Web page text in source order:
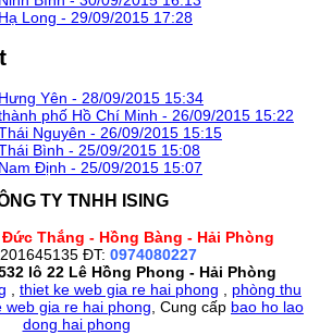
Long - 29/09/2015 17:28
Yên - 28/09/2015 15:34
phố Hồ Chí Minh - 26/09/2015 15:22
Nguyên - 26/09/2015 15:15
Bình - 25/09/2015 15:08
Định - 25/09/2015 15:07
TY TNHH ISING
Thắng - Hồng Bàng - Hải Phòng
ĐT: 0974080227
lô 22 Lê Hồng Phong - Hải Phòng
, thiet ke web gia re hai phong , phòng thu
web gia re hai phong, Cung cấp bao ho lao
dong hai phong